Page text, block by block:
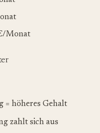
Monat
= höheres Gehalt
zahlt sich aus